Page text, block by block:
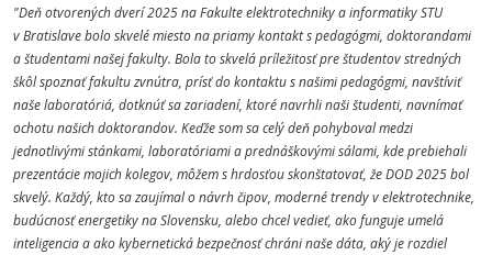
"Deň otvorených dverí 2025 na Fakulte elektrotechniky a informatiky STU
v Bratislave bolo skvelé miesto na priamy kontakt s pedagógmi, doktorandami
a študentami našej fakulty. Bola to skvelá príležitosť pre študentov stredných
škôl spoznať fakultu zvnútra, prísť do kontaktu s našimi pedagógmi, navštíviť
naše laboratóriá, dotknúť sa zariadení, ktoré navrhli naši študenti, navnímať
ochotu našich doktorandov. Keďže som sa celý deň pohyboval medzi
jednotlivými stánkami, laboratóriami a prednáškovými sálami, kde prebiehali
prezentácie mojich kolegov, môžem s hrdosťou skonštatovať, že DOD 2025 bol
skvelý. Každý, kto sa zaujímal o návrh čipov, moderné trendy v elektrotechnike,
budúcnosť energetiky na Slovensku, alebo chcel vedieť, ako funguje umelá
inteligencia a ako kybernetická bezpečnosť chráni naše dáta, aký je rozdiel